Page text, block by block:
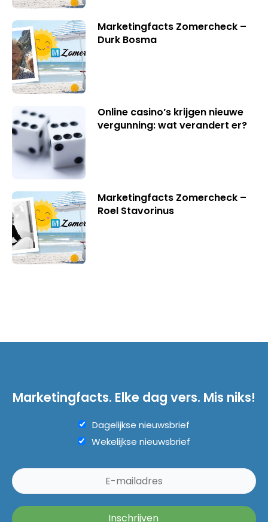
Marketingfacts Zomercheck –
Durk Bosma
Online casino’s krijgen nieuwe
vergunning: wat verandert er?
Marketingfacts Zomercheck –
Roel Stavorinus
Marketingfacts. Elke dag vers. Mis niks!
Dagelijkse nieuwsbrief
Wekelijkse nieuwsbrief